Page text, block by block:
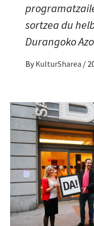
sortzea du
Durangoko
By KulturSharea /